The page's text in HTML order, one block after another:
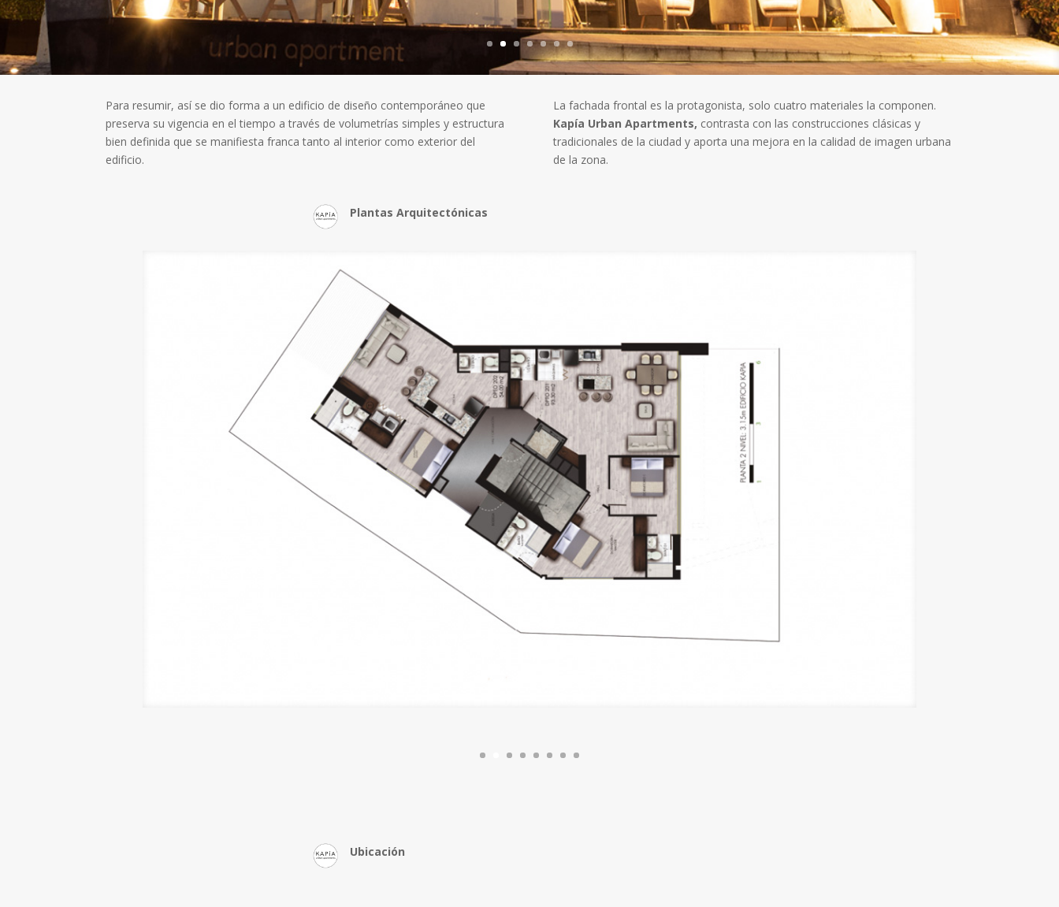
Para resumir, así se dio forma a un edificio de diseño contemporáneo que
preserva su vigencia en el tiempo a través de volumetrías simples y estructura
bien definida que se manifiesta franca tanto al interior como exterior del
edificio.
La fachada frontal es la protagonista, solo cuatro materiales la componen.
Kapía Urban Apartments, contrasta con las construcciones clásicas y
tradicionales de la ciudad y aporta una mejora en la calidad de imagen urbana
de la zona.
Plantas Arquitectónicas
Ubicación